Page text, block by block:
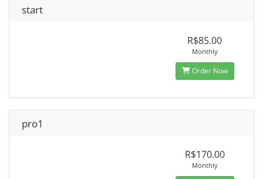
start
R$85.00
Monthly
Order Now
pro1
R$170.00
Monthly